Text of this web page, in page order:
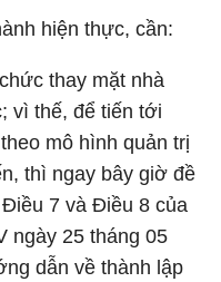
hiện thực, cần:
thay mặt nhà
vì thế, để tiến tới
mô hình quản trị
thì ngay bây giờ đề
7 và Điều 8 của
ngày 25 tháng 05
dẫn về thành lập